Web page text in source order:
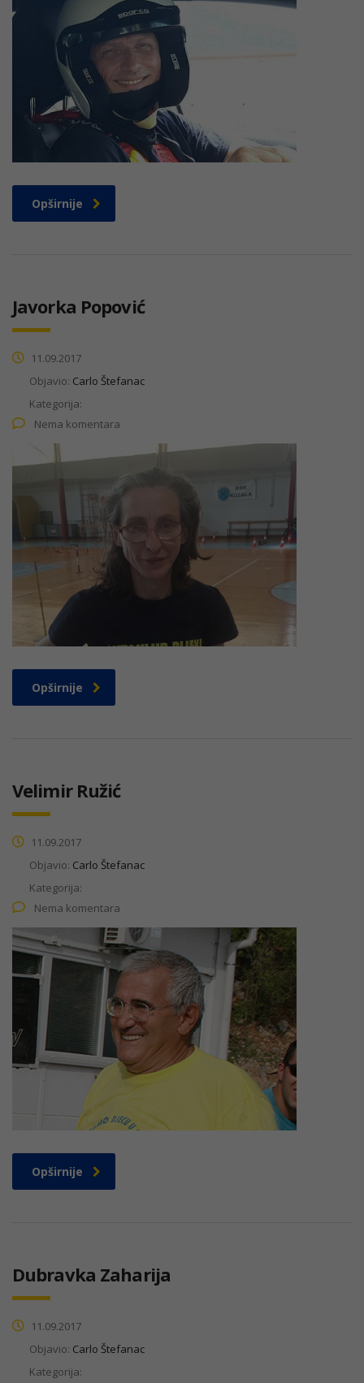
Opširnije
Javorka Popović
11.09.2017
Objavio: Carlo Štefanac
Kategorija:
Nema komentara
Opširnije
Velimir Ružić
11.09.2017
Objavio: Carlo Štefanac
Kategorija:
Nema komentara
Opširnije
Dubravka Zaharija
11.09.2017
Objavio: Carlo Štefanac
Kategorija: